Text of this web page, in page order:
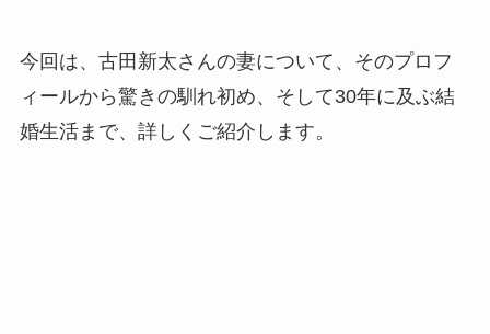
今回は、古田新太さんの妻について、そのプロフ
ィールから驚きの馴れ初め、そして30年に及ぶ結
婚生活まで、詳しくご紹介します。